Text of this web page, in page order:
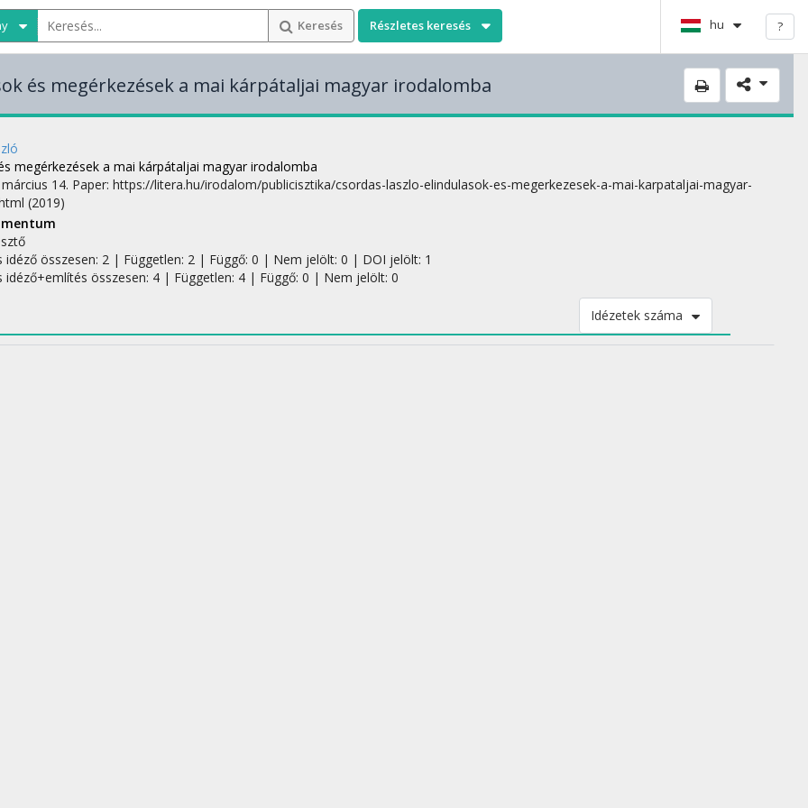
Keresés Részletes keresés hu ?
és megérkezések a mai kárpátaljai magyar irodalomba
megérkezések a mai kárpátaljai magyar irodalomba
március 14. Paper: https://litera.hu/irodalom/publicisztika/csordas-laszlo-elindulasok-es-megerkezesek-a-mai-karpataljai-magyar-
(2019)
idéző összesen: 2| Független: 2 | Függő: 0 | Nem jelölt: 0 | DOI jelölt: 1
idéző+említés összesen: 4| Független: 4 | Függő: 0 | Nem jelölt: 0
Idézetek száma